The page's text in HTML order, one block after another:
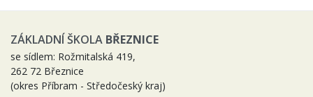
ZÁKLADNÍ ŠKOLA BŘEZNICE
se sídlem: Rožmitalská 419,
262 72 Březnice
(okres Příbram - Středočeský kraj)